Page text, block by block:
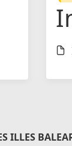
ILLES